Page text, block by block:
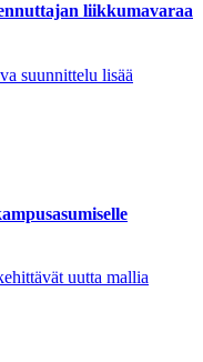
liikkumavaraa
suunnittelu lisää
uutta mallia